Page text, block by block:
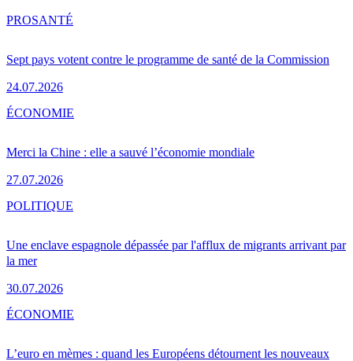
Sept pays votent contre le programme de santé de la Commission
24.07.2026
PROSANTÉ
Merci la Chine : elle a sauvé l’économie mondiale
27.07.2026
ÉCONOMIE
Une enclave espagnole dépassée par l'afflux de migrants arrivant par
la mer
30.07.2026
POLITIQUE
L’euro en mèmes : quand les Européens détournent les nouveaux
ÉCONOMIE